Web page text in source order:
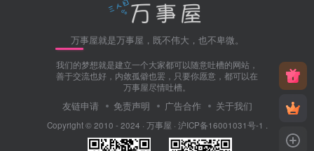
万事屋就是万事屋，既不伟大，也不卑微。
我们的梦想就是建立一个大家都可以随意吐槽的网站，
善于交流也好，内敛孤僻也罢，只要你愿意，都可以在
万事屋尽情吐槽。
友链申请 免责声明 广告合作 关于我们
Copyright © 2010 - 2024 · 万事屋 · 沪ICP备16001031号-1